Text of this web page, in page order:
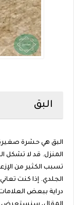
البق
البق هي حشرة
المنزل. قد لا تشكل
تسبب الكثير من
الجلدي. إذا كنت
دراية ببعض